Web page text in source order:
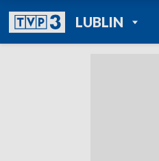
LUBLINPOWRÓT DO
TVP REGIONY